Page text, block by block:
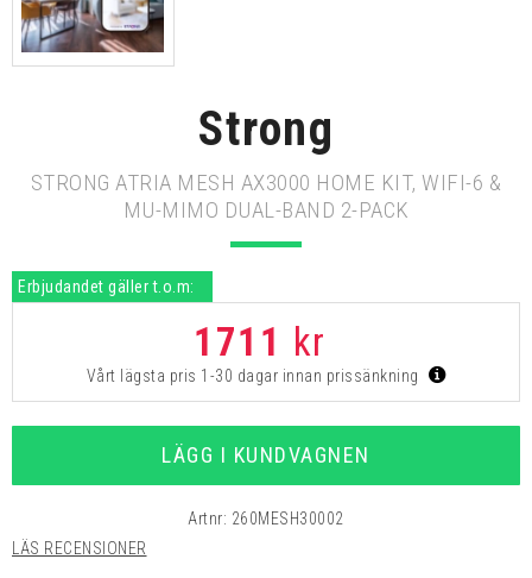
Strong
STRONG ATRIA MESH AX3000 HOME KIT, WIFI-6 &
MU-MIMO DUAL-BAND 2-PACK
Erbjudandet gäller t.o.m:
1711 kr
Vårt lägsta pris 1-30 dagar innan prissänkning
LÄGG I KUNDVAGNEN
Artnr: 260MESH30002
LÄS RECENSIONER